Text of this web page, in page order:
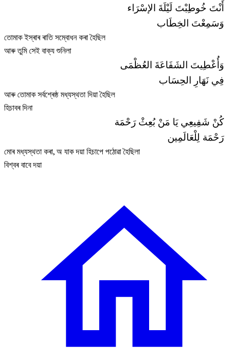
أَنْتَ خُوطِبْتَ لَيْلَةَ الإسْرَاء
وَسَمِعْتَ الخِطَاب
তোমাক ইস্ৰাৰ ৰাতি সম্বোধন কৰা হৈছিল
আৰু তুমি সেই বাক্য শুনিলা
وَأُعْطِيتَ الشَفَاعَةَ العُظْمَى
فِي نَهَارِ الحِسَاب
আৰু তোমাক সৰ্বশ্ৰেষ্ঠ মধ্যস্থতা দিয়া হৈছিল
হিচাবৰ দিনা
كُنْ شَفِيعِي يَا مَنْ بُعِثْ رَحْمَة
رَحْمَة لِلْعَالَمِين
মোৰ মধ্যস্থতা কৰা, অ যাক দয়া হিচাপে পঠোৱা হৈছিলা
বিশ্বৰ বাবে দয়া